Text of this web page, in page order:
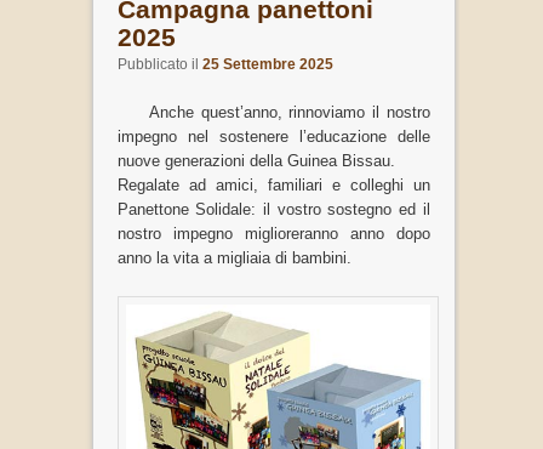
Campagna panettoni
2025
Pubblicato il 25 Settembre 2025
Anche quest’anno, rinnoviamo il nostro
impegno nel sostenere l’educazione delle
nuove generazioni della Guinea Bissau.
Regalate ad amici, familiari e colleghi un
Panettone Solidale: il vostro sostegno ed il
nostro impegno miglioreranno anno dopo
anno la vita a migliaia di bambini.